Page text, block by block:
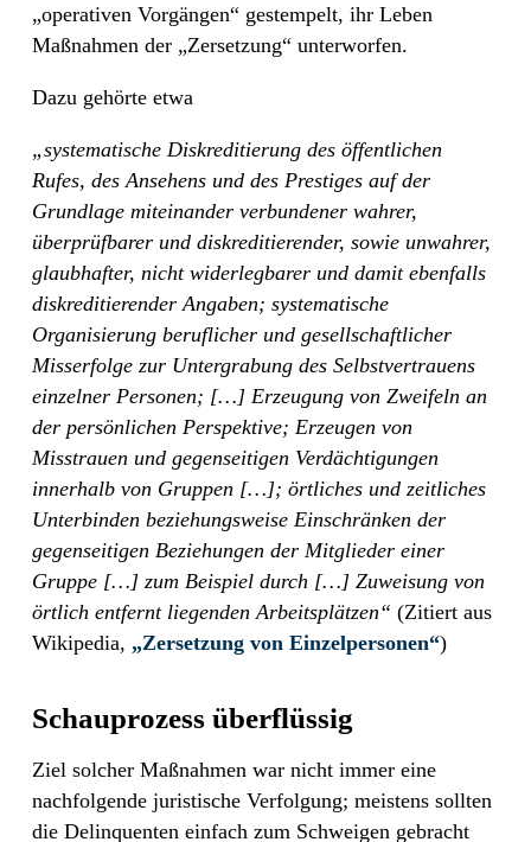
„operativen Vorgängen“ gestempelt, ihr Leben
Maßnahmen der „Zersetzung“ unterworfen.
Dazu gehörte etwa
„systematische Diskreditierung des öffentlichen
Rufes, des Ansehens und des Prestiges auf der
Grundlage miteinander verbundener wahrer,
überprüfbarer und diskreditierender, sowie unwahrer,
glaubhafter, nicht widerlegbarer und damit ebenfalls
diskreditierender Angaben; systematische
Organisierung beruflicher und gesellschaftlicher
Misserfolge zur Untergrabung des Selbstvertrauens
einzelner Personen; […] Erzeugung von Zweifeln an
der persönlichen Perspektive; Erzeugen von
Misstrauen und gegenseitigen Verdächtigungen
innerhalb von Gruppen […]; örtliches und zeitliches
Unterbinden beziehungsweise Einschränken der
gegenseitigen Beziehungen der Mitglieder einer
Gruppe […] zum Beispiel durch […] Zuweisung von
örtlich entfernt liegenden Arbeitsplätzen“ (Zitiert aus
Wikipedia, „Zersetzung von Einzelpersonen“)
Schauprozess überflüssig
Ziel solcher Maßnahmen war nicht immer eine
nachfolgende juristische Verfolgung; meistens sollten
die Delinquenten einfach zum Schweigen gebracht